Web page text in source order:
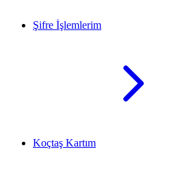
Şifre İşlemlerim
Koçtaş Kartım